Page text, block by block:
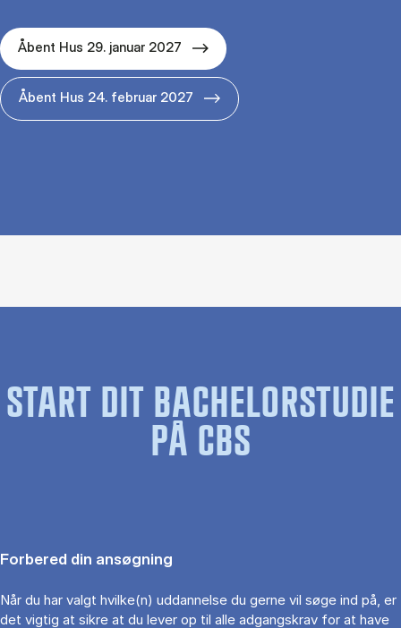
Åbent Hus 29. januar 2027
Åbent Hus 24. februar 2027
START DIT BACHELORSTUDIE
PÅ CBS
Forbered din ansøgning
Når du har valgt hvilke(n) uddannelse du gerne vil søge ind på, er
det vigtig at sikre at du lever op til alle adgangskrav for at have